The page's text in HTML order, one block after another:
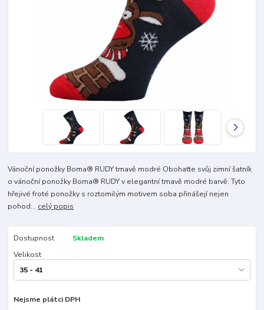
Vánoční ponožky Boma® RUDY tmavě modré Obohaťte svůj zimní šatník
o vánoční ponožky Boma® RUDY v elegantní tmavě modré barvě. Tyto
hřejivé froté ponožky s roztomilým motivem soba přinášejí nejen
pohod... celý popis
Dostupnost
Skladem
Velikost
Nejsme plátci DPH